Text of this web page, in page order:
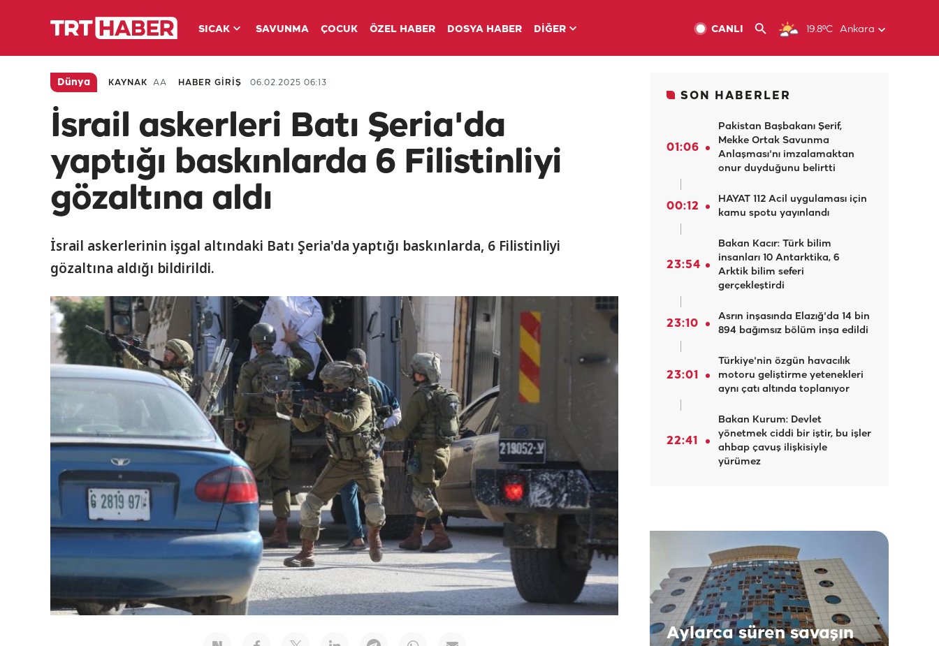
SICAK SAVUNMA ÇOCUK ÖZEL HABER DOSYA HABER DİĞER 19.8ºC Ankara
CANLI
Dünya KAYNAK AA HABER GİRİŞ 06.02.2025 06:13
İsrail askerleri Batı Şeria'da
yaptığı baskınlarda 6 Filistinliyi
gözaltına aldı
İsrail askerlerinin işgal altındaki Batı Şeria'da yaptığı baskınlarda, 6 Filistinliyi
gözaltına aldığı bildirildi.
SON HABERLER
01:06
Pakistan Başbakanı Şerif,
Mekke Ortak Savunma
Anlaşması'nı imzalamaktan
onur duyduğunu belirtti
00:12
HAYAT 112 Acil uygulaması için
kamu spotu yayınlandı
23:54
Bakan Kacır: Türk bilim
insanları 10 Antarktika, 6
Arktik bilim seferi
gerçekleştirdi
23:10
Asrın inşasında Elazığ'da 14 bin
894 bağımsız bölüm inşa edildi
23:01
Türkiye'nin özgün havacılık
motoru geliştirme yetenekleri
aynı çatı altında toplanıyor
22:41
Bakan Kurum: Devlet
yönetmek ciddi bir iştir, bu işler
ahbap çavuş ilişkisiyle
yürümez
Aylarca süren savaşın